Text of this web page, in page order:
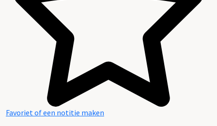
Favoriet of een notitie maken